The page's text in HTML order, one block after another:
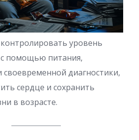
уровень
с помощью питания,
своевременной диагностики,
сердце и сохранить
в возрасте.